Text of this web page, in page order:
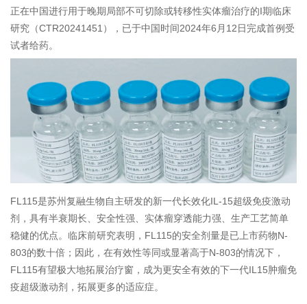
正在中国进行用于晚期局部不可切除或转移性实体瘤治疗的I期临床
研究（CTR20241451），已于中国时间2024年6月12日完成首例受
试者给药。
FL115是苏州复融生物自主研发的新一代长效化IL-15超级免疫激动
剂，具有半衰期长、安全性强、实体瘤穿透能力强、生产工艺简单
稳健的优点。临床前研究表明，FL115的安全剂量是已上市药物N-
803的数十倍；因此，在有效性等同或显著高于N-803的情况下，
FL115有望极大地拓展治疗窗，成为更安全有效的下一代IL15肿瘤免
疫超级激动剂，拓展更多的适应症。